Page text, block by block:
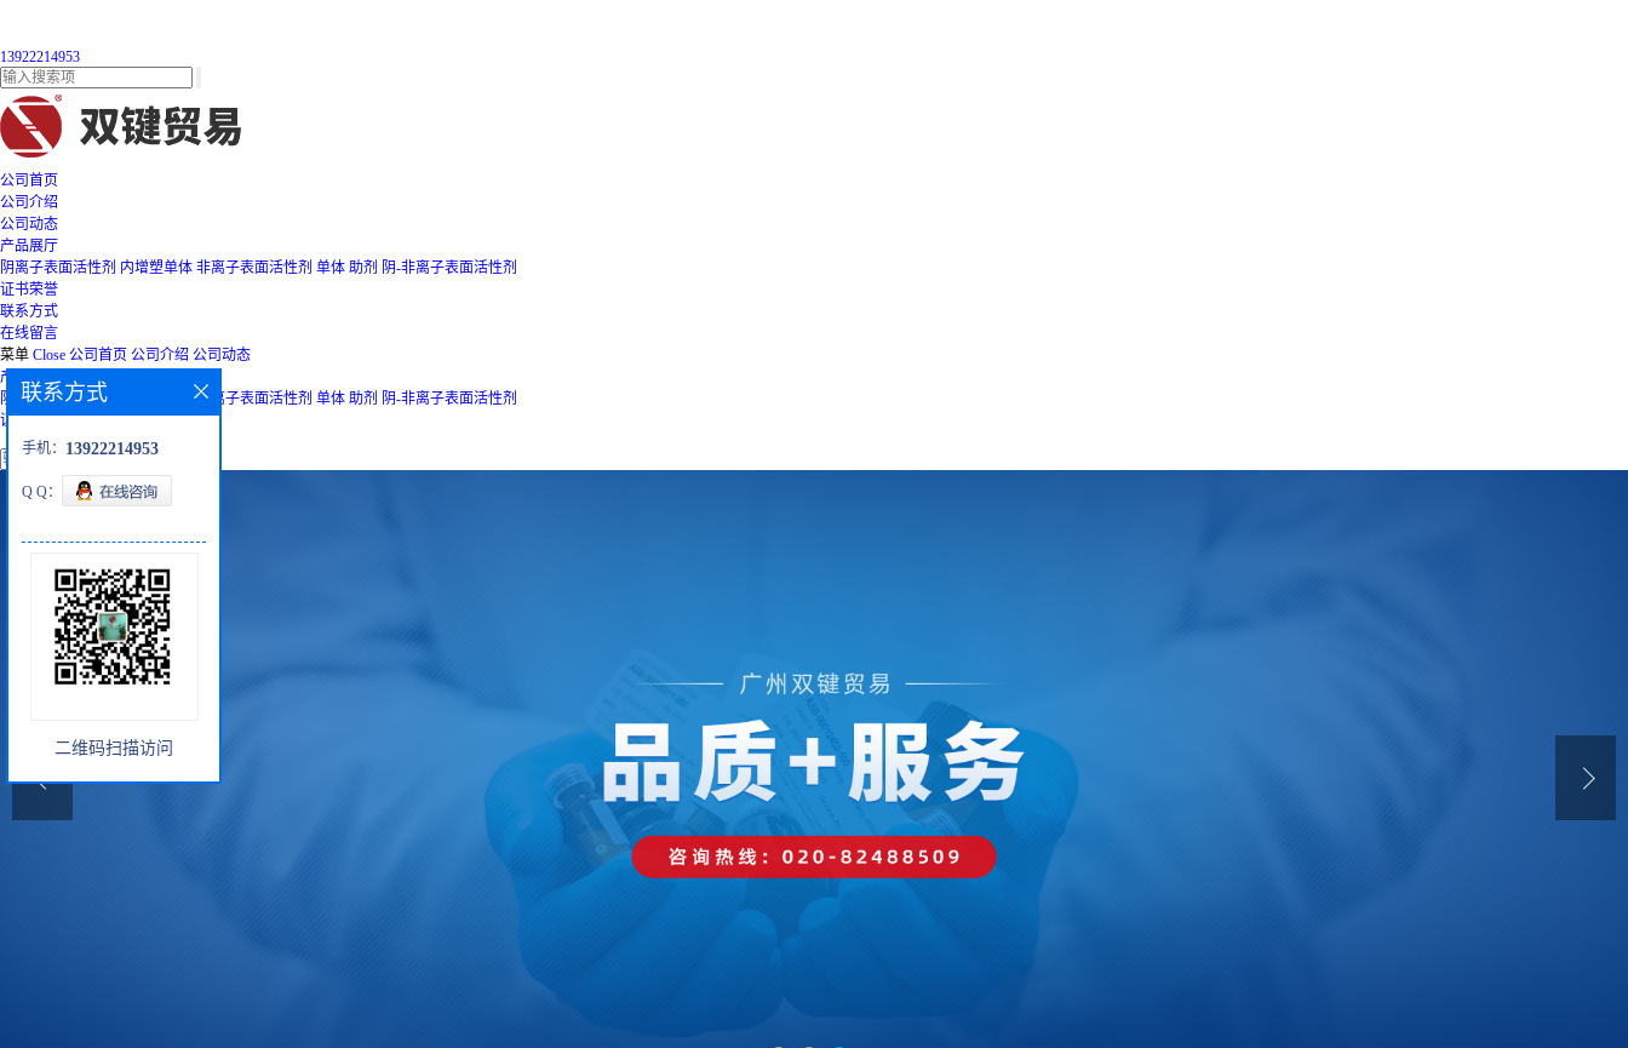
13922214953
公司首页
公司介绍
公司动态
产品展厅
阴离子表面活性剂 内增塑单体 非离子表面活性剂 单体 助剂 阴-非离子表面活性剂
证书荣誉
联系方式
在线留言
菜单 Close 公司首页 公司介绍 公司动态
产品展厅
阴离子表面活性剂
非离子表面活性剂 单体 助剂 阴-非离子表面活性剂
证书荣誉 联系方式 在线留言
联系方式
手机： 13922214953
Q Q：
二维码扫描访问